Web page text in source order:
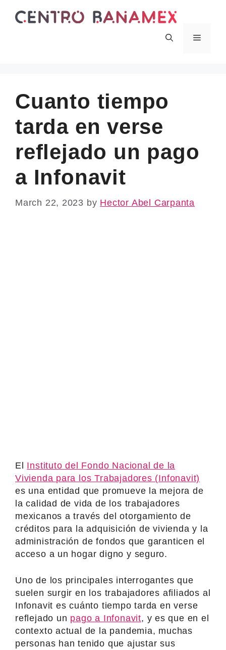
Menu
Cuanto tiempo
tarda en verse
reflejado un pago
a Infonavit
March 22, 2023 by Hector Abel Carpanta
El Instituto del Fondo Nacional de la
Vivienda para los Trabajadores (Infonavit)
es una entidad que promueve la mejora de
la calidad de vida de los trabajadores
mexicanos a través del otorgamiento de
créditos para la adquisición de vivienda y la
administración de fondos que garanticen el
acceso a un hogar digno y seguro.
Uno de los principales interrogantes que
suelen surgir en los trabajadores afiliados al
Infonavit es cuánto tiempo tarda en verse
reflejado un pago a Infonavit, y es que en el
contexto actual de la pandemia, muchas
personas han tenido que ajustar sus